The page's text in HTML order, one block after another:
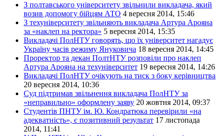
З полтавського університету звільнили викладача, який
возив допомогу бійцям АТО 4 вересня 2014, 15:46
З техуніверситету звільняють викладача Артура Арояна
за «наклеп на ректора» 5 вересня 2014, 15:35
Викладачі ПолНТУ говорять, що їх університет нагадує
Україну часів режиму Януковича 18 вересня 2014, 14:45
Проректор та декан ПолтНТУ розповіли про наклеп
Артура Арояна на техуніверситет 19 вересня 2014, 14:26
Викладачі ПолНТУ очікують на тиск з боку керівництва
20 вересня 2014, 10:36
Суд підтримав звільнення викладача ПолНТУ за
«неправильно» оформлену заяву 20 жовтня 2014, 09:37
Студентів ПНТУ ім. Ю. Кондратюка перевірили «на
адекватність», є позитивний результат 17 листопада
2014, 11:41